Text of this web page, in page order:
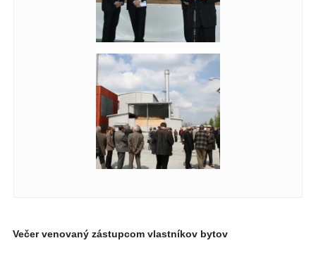
Večer venovaný zástupcom vlastníkov bytov